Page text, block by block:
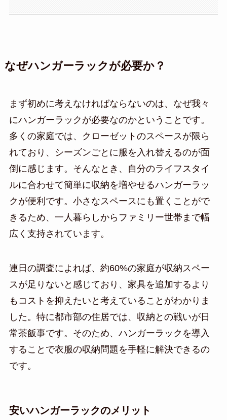
なぜハンガーラックが必要か？
まず初めに考えなければならないのは、なぜ我々
にハンガーラックが必要なのかということです。
多くの家庭では、クローゼットのスペースが限ら
れており、シーズンごとに服を入れ替えるのが面
倒に感じます。そんなとき、自分のライフスタイ
ルに合わせて簡単に収納を増やせるハンガーラッ
クが便利です。小さなスペースにも置くことがで
きるため、一人暮らしからファミリー世帯まで幅
広く支持されています。
連日の調査によれば、約60%の家庭が収納スペー
スが足りないと感じており、家具を追加するより
もコストを抑えたいと考えていることがわかりま
した。特に都市部の住居では、収納との戦いが日
常茶飯事です。そのため、ハンガーラックを導入
することで衣服の収納問題を手軽に解決できるの
です。
安いハンガーラックのメリット